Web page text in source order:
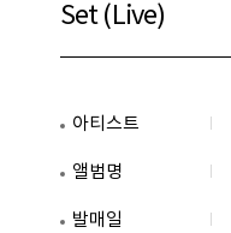
Set (Live)
아티스트
앨범명
발매일